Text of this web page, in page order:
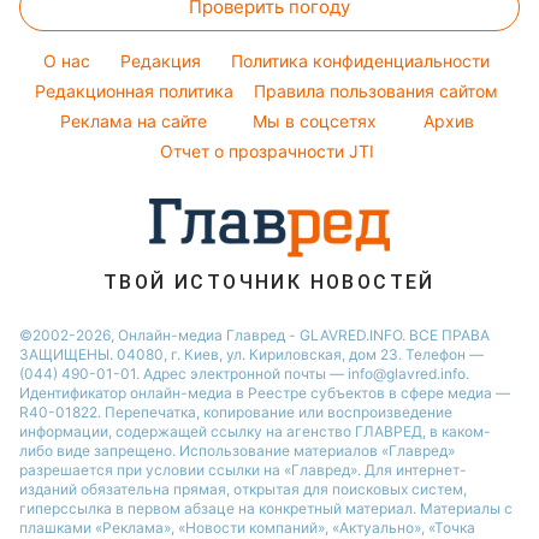
Алла Пугачева
Максим Галкин
Настя Каменских
Комнатные растения
Курс валют
Магнитные бури
Погода на сегодня
Погода на завтра
Пылевая буря
Проверить погоду
O нас Редакция
Политика конфиденциальности
Редакционная политика
Правила пользования сайтом
Реклама на сайте
Мы в соцсетях
Архив
Отчет о прозрачности JTI
ТВОЙ ИСТОЧНИК НОВОСТЕЙ
©2002-2026, Онлайн-медиа Главред - GLAVRED.INFO. ВСЕ ПРАВА
ЗАЩИЩЕНЫ. 04080, г. Киев, ул. Кириловская, дом 23. Телефон —
(044) 490-01-01. Адрес электронной почты — info@glavred.info.
Идентификатор онлайн-медиа в Реестре cубъектов в сфере медиа —
R40-01822. Перепечатка, копирование или воспроизведение
информации, содержащей ссылку на агенство ГЛАВРЕД, в каком-
либо виде запрещено. Использование материалов «Главред»
разрешается при условии ссылки на «Главред». Для интернет-
изданий обязательна прямая, открытая для поисковых систем,
гиперссылка в первом абзаце на конкретный материал. Материалы с
плашками «Реклама», «Новости компаний», «Актуально», «Точка